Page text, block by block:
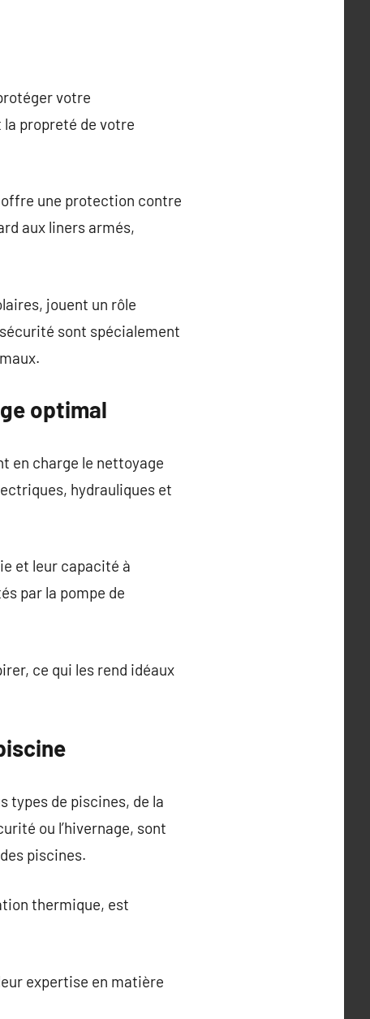
votre
propreté de votre
offre une protection contre
aux liners armés,
jouent un rôle
sont spécialement
optimal
en charge le nettoyage
hydrauliques et
et leur capacité à
par la pompe de
ce qui les rend idéaux
types de piscines, de la
ou l’hivernage, sont
piscines.
thermique, est
expertise en matière